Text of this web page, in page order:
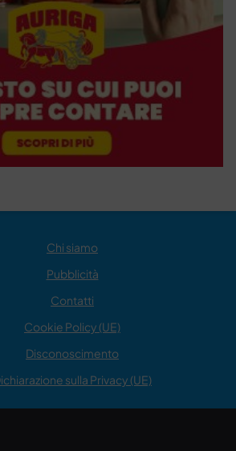
Chi siamo
Pubblicità
Contatti
Cookie Policy (UE)
Disconoscimento
sulla Privacy (UE)